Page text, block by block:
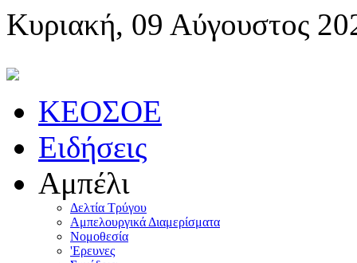
Κυριακή, 09 Αύγουστος
KEOΣOE
Ειδήσεις
Αμπέλι
Δελτία Τρύγου
Αμπελουργικά Διαμερίσματα
Nομοθεσία
'Eρευνες